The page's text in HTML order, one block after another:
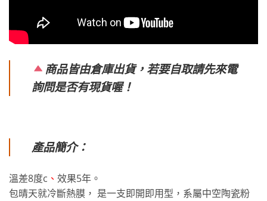
商品皆由倉庫出貨，若要自取請先來電
詢問是否有現貨喔！
產品簡介：
溫差8度c 、 效果5年。
包晴天就冷斷熱膜， 是一支即開即用型，系屬中空陶瓷粉